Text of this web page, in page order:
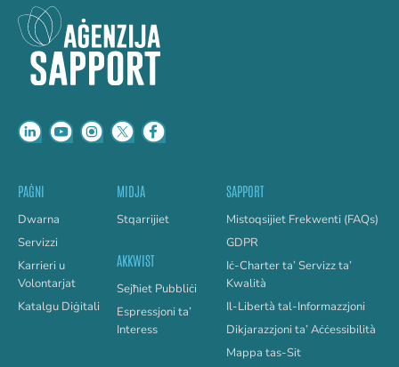
PAĠNI
Dwarna
Servizzi
Karrieri u
Volontarjat
Katalgu Diġitali
MIDJA
Stqarrijiet
AKKWIST
Sejħiet Pubbliċi
Espressjoni ta’
Interess
SAPPORT
Mistoqsijiet Frekwenti (FAQs)
GDPR
Iċ-Charter ta’ Servizz ta’
Kwalità
Il-Libertà tal-Informazzjoni
Dikjarazzjoni ta’ Aċċessibilità
Mappa tas-Sit